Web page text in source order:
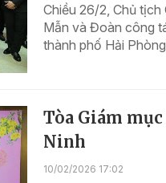
Chiều 26/2, Chủ
Mẫn và Đoàn công
thành phố Hải
Tòa Giám
Ninh
10/02/2026 17:02